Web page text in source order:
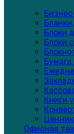
Блоки
Блоки
Книги
Офисная